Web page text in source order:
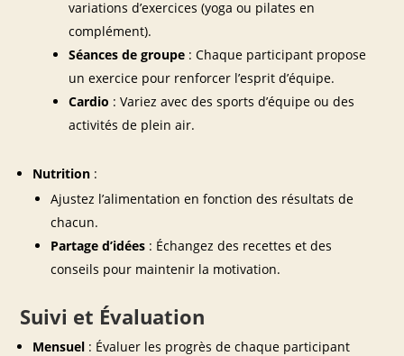
variations d’exercices (yoga ou pilates en
complément).
Séances de groupe : Chaque participant propose
un exercice pour renforcer l’esprit d’équipe.
Cardio : Variez avec des sports d’équipe ou des
activités de plein air.
Nutrition :
Ajustez l’alimentation en fonction des résultats de
chacun.
Partage d’idées : Échangez des recettes et des
conseils pour maintenir la motivation.
Suivi et Évaluation
Mensuel : Évaluer les progrès de chaque participant